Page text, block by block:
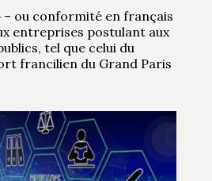
– ou conformité en français
entreprises postulant aux
tel que celui du
francilien du Grand Paris